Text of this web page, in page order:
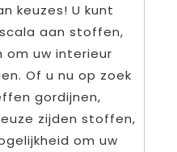
keuzes! U kunt
aan stoffen,
om uw interieur
Of u nu op zoek
gordijnen,
zijden stoffen,
om uw